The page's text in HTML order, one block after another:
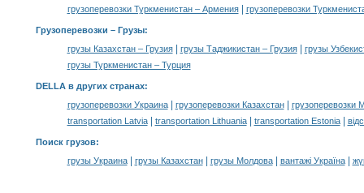
грузоперевозки Туркменистан – Армения| грузоперевозки
Грузоперевозки – Грузы:
грузы Казахстан – Грузия| грузы Таджикистан – Грузия|
грузы
грузы Туркменистан – Турция
DELLA в других странах:
грузоперевозки Украина| грузоперевозки Казахстан|
грузоперевозки
transportation Latvia| transportation Lithuania| transportation Estonia|
Поиск грузов:
грузы Украина| грузы Казахстан| грузы Молдова| вантажі Україна|